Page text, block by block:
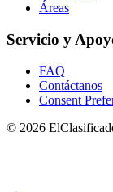
Áreas
Servicio y
FAQ
Contáctanos
Consent
© 2026